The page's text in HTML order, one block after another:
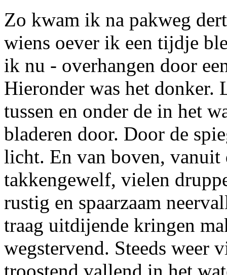
Zo kwam ik na pakweg
wiens oever ik een tijdje
ik nu - overhangen door
Hieronder was het donker.
tussen en onder de in het
bladeren door. Door de
licht. En van boven, vanuit
takkengewelf, vielen
rustig en spaarzaam
traag uitdijende kringen
wegstervend. Steeds weer
troostend vallend in het